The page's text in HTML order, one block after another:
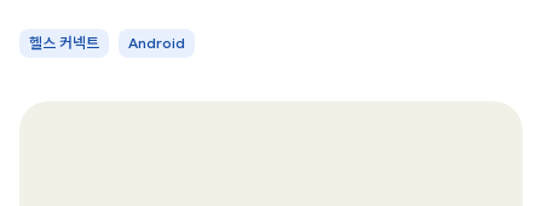
헬스 커넥트 Android